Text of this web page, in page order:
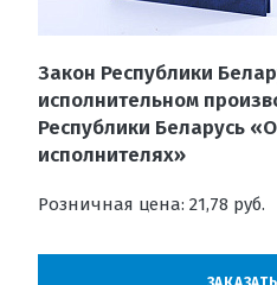
Закон Республики
исполнительном
Республики Беларусь
исполнителях»
Розничная цена: 21,78 руб.